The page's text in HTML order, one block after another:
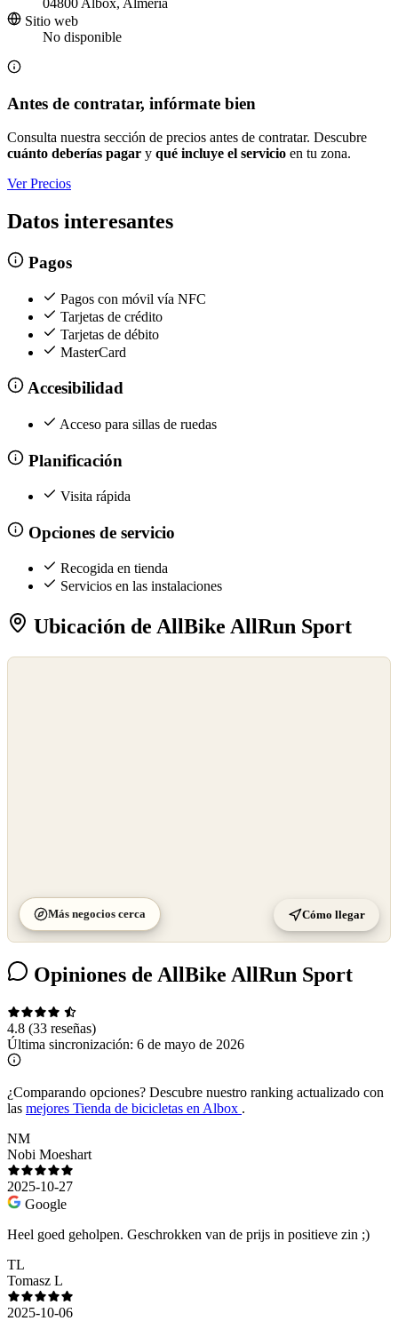
04800 Albox, Almería
Sitio web
No disponible
Antes de contratar, infórmate bien
Consulta nuestra sección de precios antes de contratar. Descubre
cuánto deberías pagar y qué incluye el servicio en tu zona.
Ver Precios
Datos interesantes
Pagos
Pagos con móvil vía NFC
Tarjetas de crédito
Tarjetas de débito
MasterCard
Accesibilidad
Acceso para sillas de ruedas
Planificación
Visita rápida
Opciones de servicio
Recogida en tienda
Servicios en las instalaciones
Ubicación de AllBike AllRun Sport
Más negocios cerca Cómo llegar
Opiniones de AllBike AllRun Sport
4.8 (33 reseñas)
Última sincronización: 6 de mayo de 2026
¿Comparando opciones? Descubre nuestro ranking actualizado con
las mejores Tienda de bicicletas en Albox .
NM
Nobi Moeshart
2025-10-27
Google
Heel goed geholpen. Geschrokken van de prijs in positieve zin ;)
TL
Tomasz L
2025-10-06